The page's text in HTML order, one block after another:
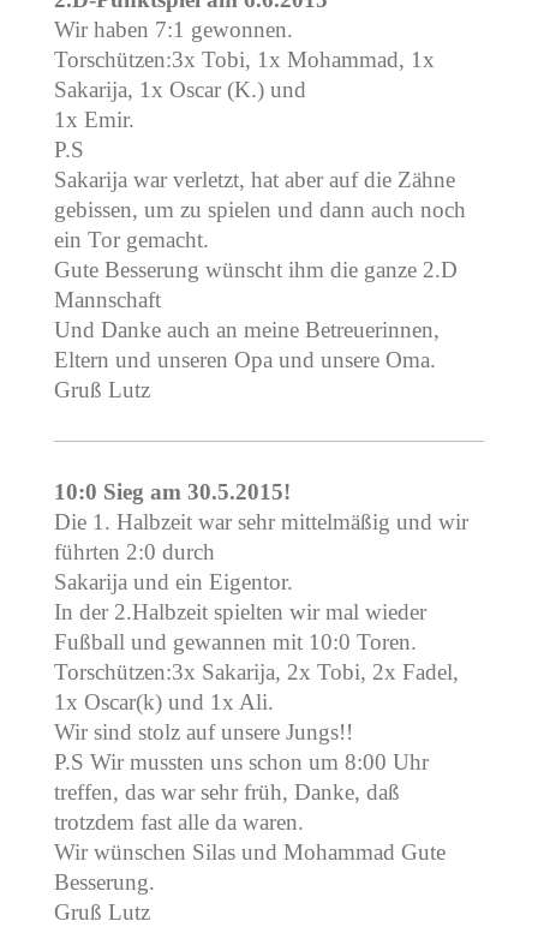
Wir haben 7:1 gewonnen.
Torschützen:3x Tobi, 1x Mohammad, 1x
Sakarija, 1x Oscar (K.) und
1x Emir.
P.S
Sakarija war verletzt, hat aber auf die Zähne
gebissen, um zu spielen und dann auch noch
ein Tor gemacht.
Gute Besserung wünscht ihm die ganze 2.D
Mannschaft
Und Danke auch an meine Betreuerinnen,
Eltern und unseren Opa und unsere Oma.
Gruß Lutz
10:0 Sieg am 30.5.2015!
Die 1. Halbzeit war sehr mittelmäßig und wir
führten 2:0 durch
Sakarija und ein Eigentor.
In der 2.Halbzeit spielten wir mal wieder
Fußball und gewannen mit 10:0 Toren.
Torschützen:3x Sakarija, 2x Tobi, 2x Fadel,
1x Oscar(k) und 1x Ali.
Wir sind stolz auf unsere Jungs!!
P.S Wir mussten uns schon um 8:00 Uhr
treffen, das war sehr früh, Danke, daß
trotzdem fast alle da waren.
Wir wünschen Silas und Mohammad Gute
Besserung.
Gruß Lutz